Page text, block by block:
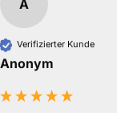
A
Verifizierter Kunde
Anonym